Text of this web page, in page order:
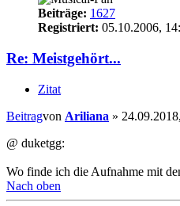
Beiträge: 1627
Registriert: 05.10.2006,
Re: Meistgehört...
Zitat
Beitragvon Ariliana »
@ duketgg:
Wo finde ich die Aufnahme mit
Nach oben